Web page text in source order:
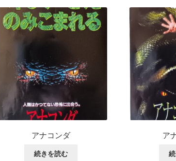
アナコンダ
続きを読む
ア